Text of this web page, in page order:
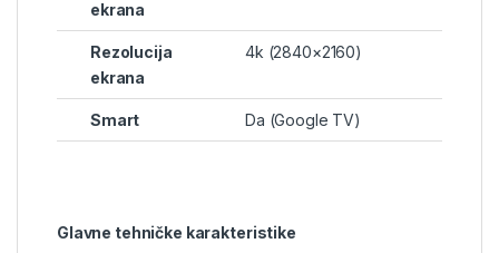
ekrana
Rezolucija
ekrana
4k (2840×2160)
Smart Da (Google TV)
Glavne tehničke karakteristike